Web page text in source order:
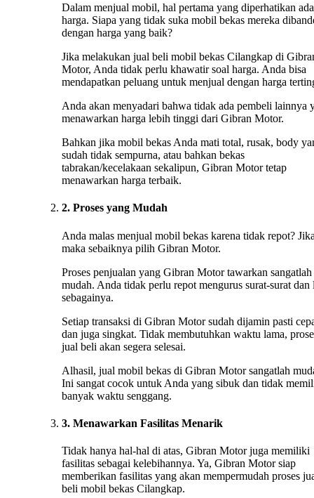
Dalam menjual mobil, hal pertama yang diperhatikan
harga. Siapa yang tidak suka mobil bekas mereka
dengan harga yang baik?
Jika melakukan jual beli mobil bekas Cilangkap di
Motor, Anda tidak perlu khawatir soal harga. Anda bisa
mendapatkan peluang untuk menjual dengan harga
Anda akan menyadari bahwa tidak ada pembeli lainnya
menawarkan harga lebih tinggi dari Gibran Motor.
Bahkan jika mobil bekas Anda mati total, rusak, body
sudah tidak sempurna, atau bahkan bekas
tabrakan/kecelakaan sekalipun, Gibran Motor tetap
menawarkan harga terbaik.
2. Proses yang Mudah
Anda malas menjual mobil bekas karena tidak repot?
maka sebaiknya pilih Gibran Motor.
Proses penjualan yang Gibran Motor tawarkan sangatlah
mudah. Anda tidak perlu repot mengurus surat-surat dan
sebagainya.
Setiap transaksi di Gibran Motor sudah dijamin pasti
dan juga singkat. Tidak membutuhkan waktu lama,
jual beli akan segera selesai.
Alhasil, jual mobil bekas di Gibran Motor sangatlah
Ini sangat cocok untuk Anda yang sibuk dan tidak
banyak waktu senggang.
3. Menawarkan Fasilitas Menarik
Tidak hanya hal-hal di atas, Gibran Motor juga memiliki
fasilitas sebagai kelebihannya. Ya, Gibran Motor siap
memberikan fasilitas yang akan mempermudah proses
beli mobil bekas Cilangkap.